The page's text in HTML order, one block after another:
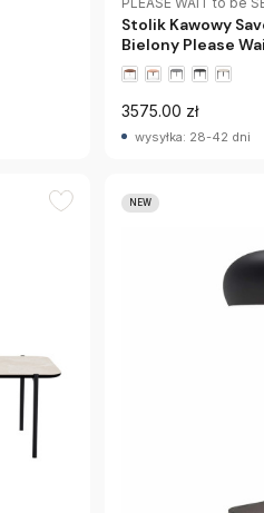
Stolik Kawowy
Bielony Please
3575.00 zł
wysyłka: 28-42 dni
NEW